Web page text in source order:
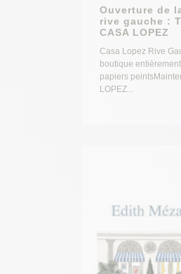
Ouverture de
rive gauche :
CASA LOPEZ
Casa Lopez Rive
boutique
papiers
LOPEZ...